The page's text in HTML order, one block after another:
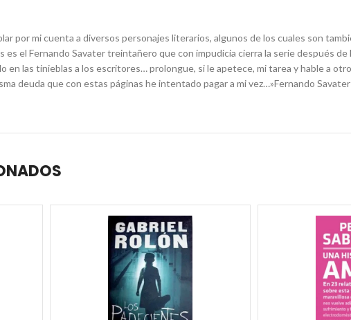
por mi cuenta a diversos personajes literarios, algunos de los cuales son
es el Fernando Savater treintañero que con impudicia cierra la serie después
en las tinieblas a los escritores… prolongue, si le apetece, mi tarea y hable a
deuda que con estas páginas he intentado pagar a mi vez…»Fernando Savater